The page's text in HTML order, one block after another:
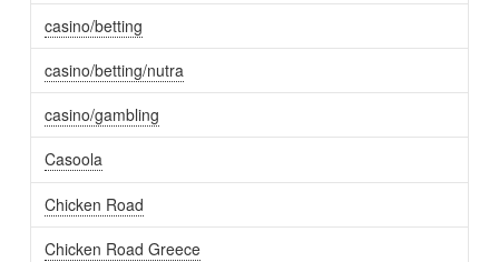
casino/betting
casino/betting/nutra
casino/gambling
Casoola
Chicken Road
Chicken Road Greece